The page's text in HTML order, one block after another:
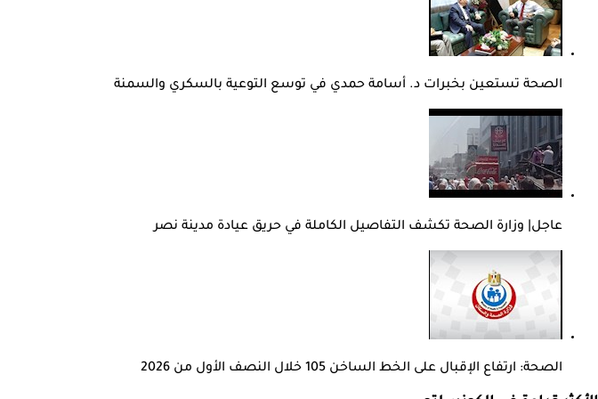
الصحة تستعين بخبرات د. أسامة حمدي في توسع التوعية بالسكري والسمنة
عاجل| وزارة الصحة تكشف التفاصيل الكاملة في حريق عيادة مدينة نصر
الصحة: ارتفاع الإقبال على الخط الساخن 105 خلال النصف الأول من 2026